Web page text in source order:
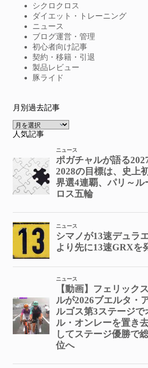
シクロクロス
ダイエット・トレーニング
ニュース
ブログ運営・管理
初心者向け記事
契約・移籍・引退
製品レビュー
豚ライド
月別過去記事
ア
ー
ブ
人気記事